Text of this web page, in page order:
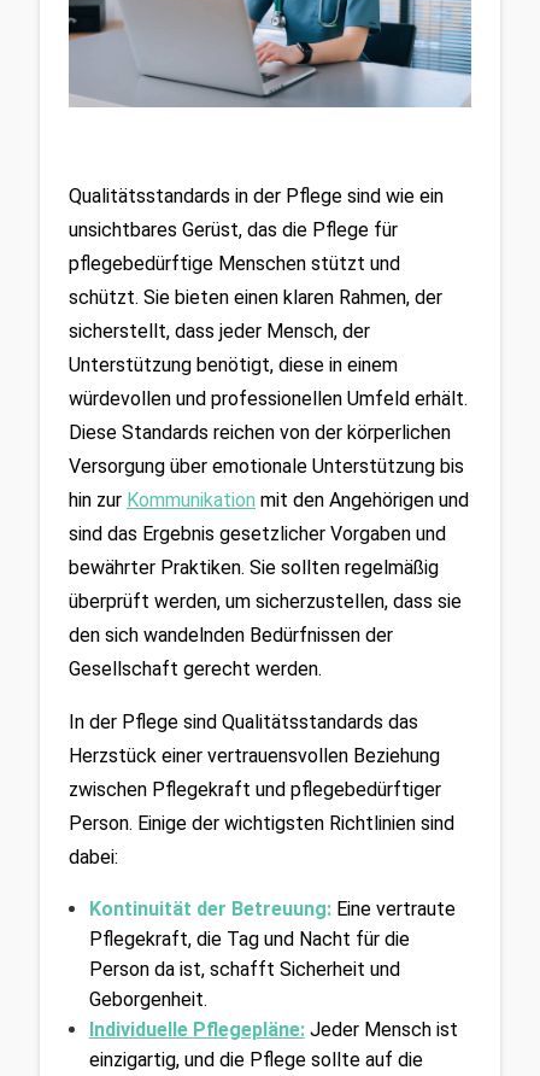
Qualitätsstandards in der Pflege sind wie ein
unsichtbares Gerüst, das die Pflege für
pflegebedürftige Menschen stützt und
schützt. Sie bieten einen klaren Rahmen, der
sicherstellt, dass jeder Mensch, der
Unterstützung benötigt, diese in einem
würdevollen und professionellen Umfeld erhält.
Diese Standards reichen von der körperlichen
Versorgung über emotionale Unterstützung bis
hin zur Kommunikation mit den Angehörigen und
sind das Ergebnis gesetzlicher Vorgaben und
bewährter Praktiken. Sie sollten regelmäßig
überprüft werden, um sicherzustellen, dass sie
den sich wandelnden Bedürfnissen der
Gesellschaft gerecht werden.
In der Pflege sind Qualitätsstandards das
Herzstück einer vertrauensvollen Beziehung
zwischen Pflegekraft und pflegebedürftiger
Person. Einige der wichtigsten Richtlinien sind
dabei:
Kontinuität der Betreuung: Eine vertraute
Pflegekraft, die Tag und Nacht für die
Person da ist, schafft Sicherheit und
Geborgenheit.
Individuelle Pflegepläne: Jeder Mensch ist
einzigartig, und die Pflege sollte auf die